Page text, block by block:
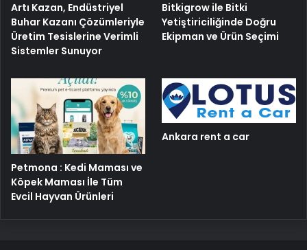
Artı Kazan, Endüstriyel
Buhar Kazanı Çözümleriyle
Üretim Tesislerine Verimli
Sistemler Sunuyor
Bitkigrow ile Bitki
Yetiştiriciliğinde Doğru
Ekipman ve Ürün Seçimi
Petmona : Kedi Maması ve
Köpek Maması İle Tüm
Evcil Hayvan Ürünleri
Ankara rent a car